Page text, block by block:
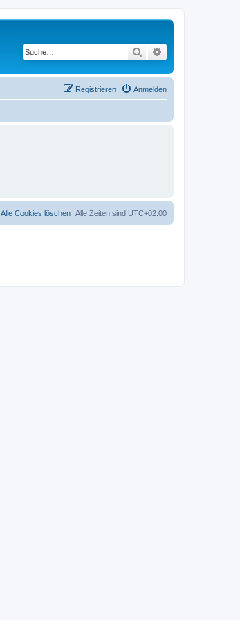
Suche
Anmelden
Registrieren
Alle Zeiten sind UTC+02:00
Alle Cookies löschen